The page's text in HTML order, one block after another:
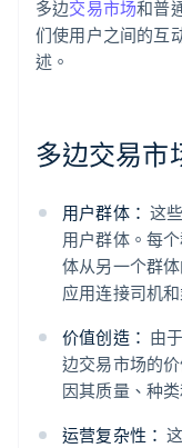
多边交易市场和普
们使用户之间的互
述。
多边交易市
用户群体： 这
用户群体。每
体从另一个群
应用连接司机和
价值创造： 由
边交易市场的
因其质量、种
运营复杂性：